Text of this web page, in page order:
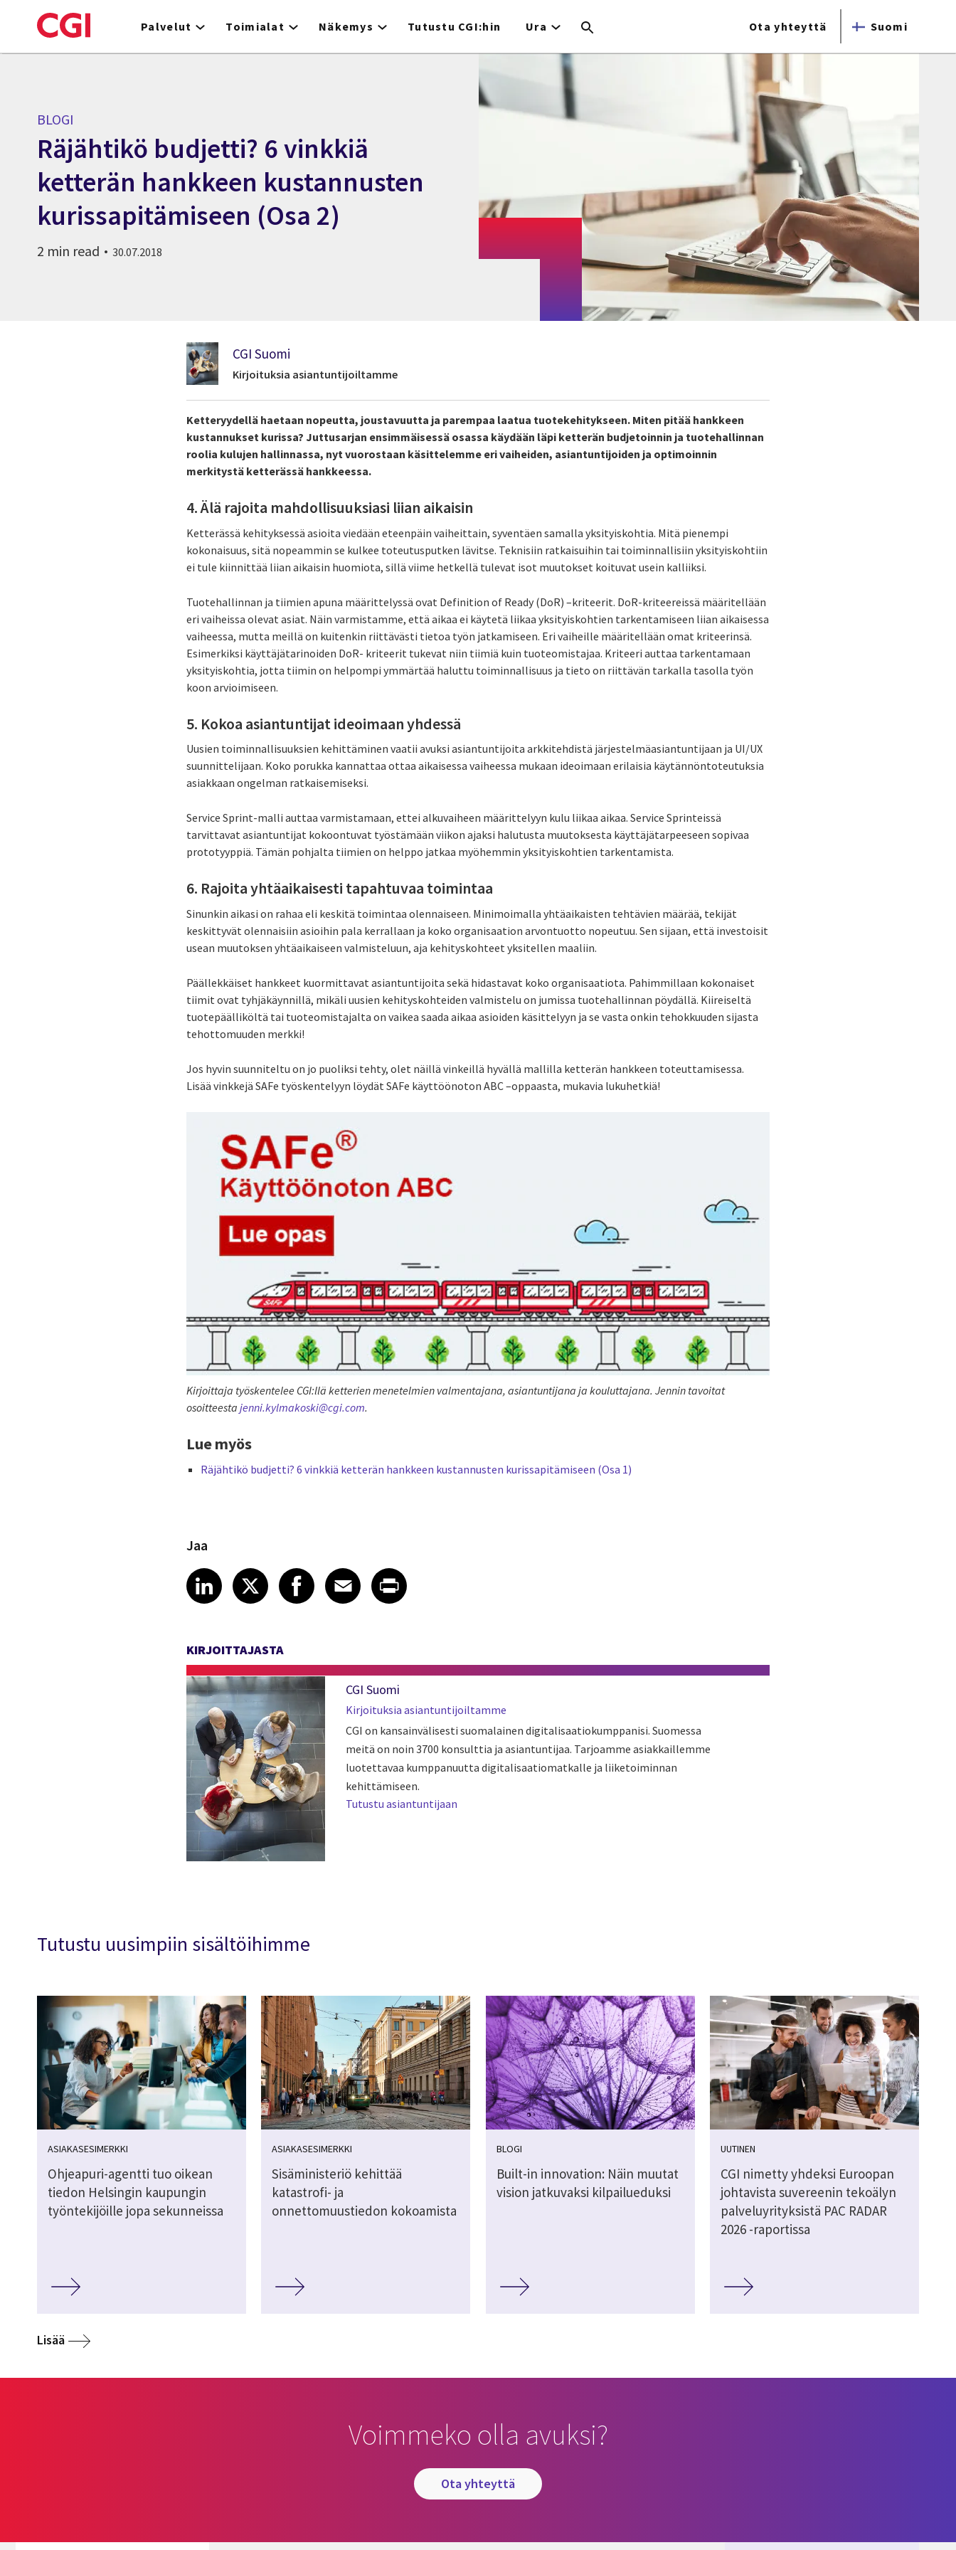
to
Palvelut Toimialat Näkemys Tutustu CGI:hin Ura Ota yhteyttä Suomi
BLOGI
Räjähtikö budjetti? 6 vinkkiä
ketterän hankkeen kustannusten
kurissapitämiseen (Osa 2)
2 min read 30.07.2018
CGI Suomi
Kirjoituksia asiantuntijoiltamme
Ketteryydellä haetaan nopeutta, joustavuutta ja parempaa laatua tuotekehitykseen. Miten pitää hankkeen
kustannukset kurissa? Juttusarjan ensimmäisessä osassa käydään läpi ketterän budjetoinnin ja tuotehallinnan
roolia kulujen hallinnassa, nyt vuorostaan käsittelemme eri vaiheiden, asiantuntijoiden ja optimoinnin
merkitystä ketterässä hankkeessa.
4. Älä rajoita mahdollisuuksiasi liian aikaisin
Ketterässä kehityksessä asioita viedään eteenpäin vaiheittain, syventäen samalla yksityiskohtia. Mitä pienempi
kokonaisuus, sitä nopeammin se kulkee toteutusputken lävitse. Teknisiin ratkaisuihin tai toiminnallisiin yksityiskohtiin
ei tule kiinnittää liian aikaisin huomiota, sillä viime hetkellä tulevat isot muutokset koituvat usein kalliiksi.
Tuotehallinnan ja tiimien apuna määrittelyssä ovat Definition of Ready (DoR) –kriteerit. DoR-kriteereissä määritellään
eri vaiheissa olevat asiat. Näin varmistamme, että aikaa ei käytetä liikaa yksityiskohtien tarkentamiseen liian aikaisessa
vaiheessa, mutta meillä on kuitenkin riittävästi tietoa työn jatkamiseen. Eri vaiheille määritellään omat kriteerinsä.
Esimerkiksi käyttäjätarinoiden DoR- kriteerit tukevat niin tiimiä kuin tuoteomistajaa. Kriteeri auttaa tarkentamaan
yksityiskohtia, jotta tiimin on helpompi ymmärtää haluttu toiminnallisuus ja tieto on riittävän tarkalla tasolla työn
koon arvioimiseen.
5. Kokoa asiantuntijat ideoimaan yhdessä
Uusien toiminnallisuuksien kehittäminen vaatii avuksi asiantuntijoita arkkitehdistä järjestelmäasiantuntijaan ja UI/UX
suunnittelijaan. Koko porukka kannattaa ottaa aikaisessa vaiheessa mukaan ideoimaan erilaisia käytännöntoteutuksia
asiakkaan ongelman ratkaisemiseksi.
Service Sprint-malli auttaa varmistamaan, ettei alkuvaiheen määrittelyyn kulu liikaa aikaa. Service Sprinteissä
tarvittavat asiantuntijat kokoontuvat työstämään viikon ajaksi halutusta muutoksesta käyttäjätarpeeseen sopivaa
prototyyppiä. Tämän pohjalta tiimien on helppo jatkaa myöhemmin yksityiskohtien tarkentamista.
6. Rajoita yhtäaikaisesti tapahtuvaa toimintaa
Sinunkin aikasi on rahaa eli keskitä toimintaa olennaiseen. Minimoimalla yhtäaikaisten tehtävien määrää, tekijät
keskittyvät olennaisiin asioihin pala kerrallaan ja koko organisaation arvontuotto nopeutuu. Sen sijaan, että investoisit
usean muutoksen yhtäaikaiseen valmisteluun, aja kehityskohteet yksitellen maaliin.
Päällekkäiset hankkeet kuormittavat asiantuntijoita sekä hidastavat koko organisaatiota. Pahimmillaan kokonaiset
tiimit ovat tyhjäkäynnillä, mikäli uusien kehityskohteiden valmistelu on jumissa tuotehallinnan pöydällä. Kiireiseltä
tuotepäälliköltä tai tuoteomistajalta on vaikea saada aikaa asioiden käsittelyyn ja se vasta onkin tehokkuuden sijasta
tehottomuuden merkki!
Jos hyvin suunniteltu on jo puoliksi tehty, olet näillä vinkeillä hyvällä mallilla ketterän hankkeen toteuttamisessa.
Lisää vinkkejä SAFe työskentelyyn löydät SAFe käyttöönoton ABC –oppaasta, mukavia lukuhetkiä!
Kirjoittaja työskentelee CGI:llä ketterien menetelmien valmentajana, asiantuntijana ja kouluttajana. Jennin tavoitat
osoitteestajenni.kylmakoski@cgi.com.
Lue myös
Räjähtikö budjetti? 6 vinkkiä ketterän hankkeen kustannusten kurissapitämiseen (Osa 1)
Jaa
Share article on LinkedIn
LinkedIn
Share article on X
XShare article on Facebook
Facebook
Share article on Email
Email
Share article on Print
KIRJOITTAJASTA
CGI Suomi
Kirjoituksia asiantuntijoiltamme
CGI on kansainvälisesti suomalainen digitalisaatiokumppanisi. Suomessa
meitä on noin 3700 konsulttia ja asiantuntijaa. Tarjoamme asiakkaillemme
luotettavaa kumppanuutta digitalisaatiomatkalle ja liiketoiminnan
kehittämiseen.
Tutustu asiantuntijaan
Tutustu uusimpiin sisältöihimme
ASIAKASESIMERKKI
Ohjeapuri-agentti tuo oikean
tiedon Helsingin kaupungin
työntekijöille jopa sekunneissa
ASIAKASESIMERKKI
Sisäministeriö kehittää
katastrofi- ja
onnettomuustiedon kokoamista
BLOGI
Built-in innovation: Näin muutat
vision jatkuvaksi kilpailueduksi
UUTINEN
CGI nimetty yhdeksi Euroopan
johtavista suvereenin tekoälyn
palveluyrityksistä PAC RADAR
2026 -raportissa
Lisää
Voimmeko olla avuksi?
ota yhteyttä